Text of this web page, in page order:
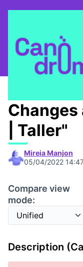
Taula de Memòries
| Taller"
Mireia Manjon
05/04/2022
Compare view
mode:
Description